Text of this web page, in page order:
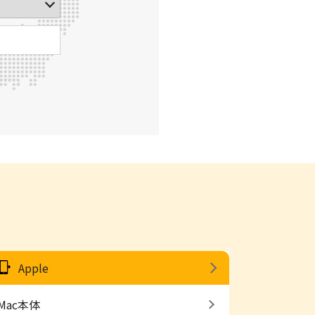
Apple
本体